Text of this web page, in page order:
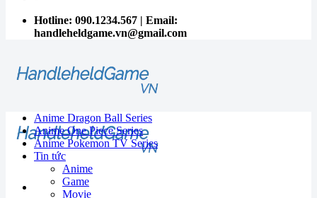
Hotline: 090.1234.567 | Email:
handleheldgame.vn@gmail.com
Anime Dragon Ball Series
Anime One Piece Series
Anime Pokemon TV Series
Tin tức
Anime
Game
Movie